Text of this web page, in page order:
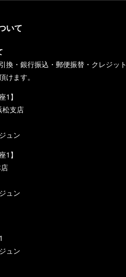
いて
換・銀行振込・郵便振替・クレジット
けます。
1】
支店
ュン
1】
ュン
ュン